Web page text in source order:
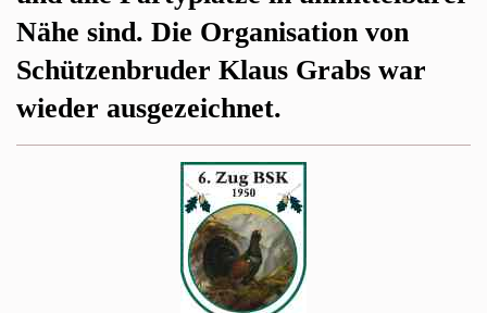
Nähe sind. Die Organisation von
Schützenbruder Klaus Grabs war
wieder ausgezeichnet.